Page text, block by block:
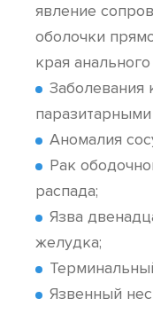
явление
оболочки
края
Заболевания
Аномалия
Рак
распада;
Язва
желудка;
Язвенный